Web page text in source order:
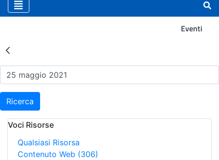
Eventi
Risultati della Ricerca -
Ricerca
Voci Risorse
Qualsiasi Risorsa
Contenuto Web (306)